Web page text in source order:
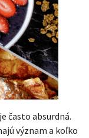
často absurdná.
význam a koľko